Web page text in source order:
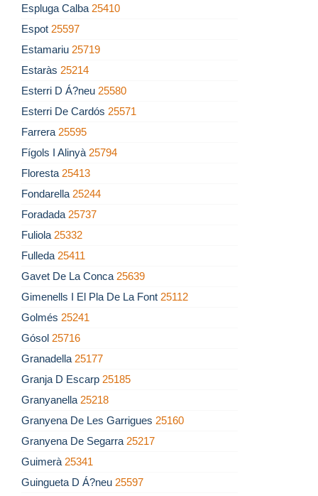
Espluga Calba 25410
Espot 25597
Estamariu 25719
Estaràs 25214
Esterri D Á?neu 25580
Esterri De Cardós 25571
Farrera 25595
Fígols I Alinyà 25794
Floresta 25413
Fondarella 25244
Foradada 25737
Fuliola 25332
Fulleda 25411
Gavet De La Conca 25639
Gimenells I El Pla De La Font 25112
Golmés 25241
Gósol 25716
Granadella 25177
Granja D Escarp 25185
Granyanella 25218
Granyena De Les Garrigues 25160
Granyena De Segarra 25217
Guimerà 25341
Guingueta D Á?neu 25597